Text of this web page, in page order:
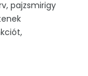
pajzsmirigy